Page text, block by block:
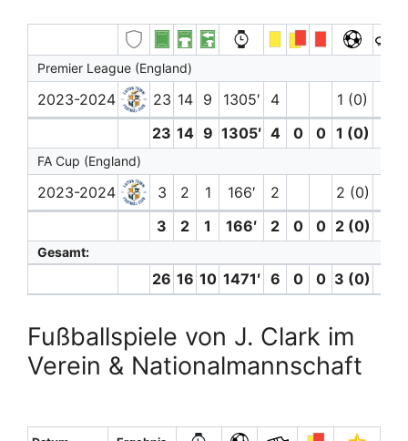
Premier League (England)
2023-2024 23 14 9 1305′ 4 1 (0)
23 14 9 1305′ 4 0 0 1 (0)
FA Cup (England)
2023-2024 3 2 1 166′ 2 2 (0)
3
2 1 166′ 2 0 0 2 (0)
Gesamt:
26 16 10 1471′ 6 0 0 3 (0)
Fußballspiele von J. Clark im
Verein & Nationalmannschaft